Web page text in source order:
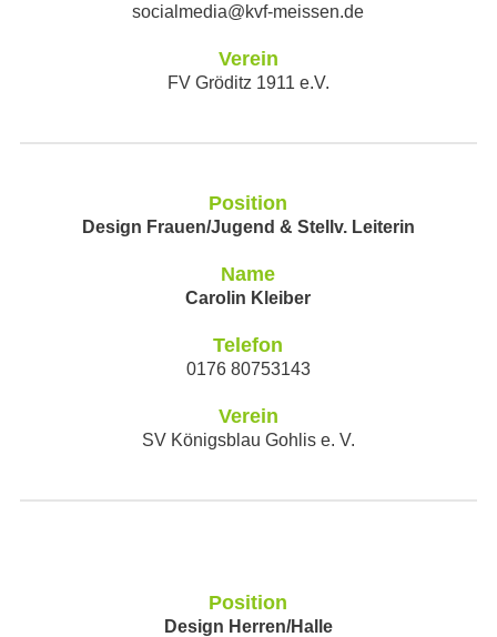
socialmedia@kvf-meissen.de
Verein
FV Gröditz 1911 e.V.
Position
Design Frauen/Jugend & Stellv. Leiterin
Name
Carolin Kleiber
Telefon
0176 80753143
Verein
SV Königsblau Gohlis e. V.
Position
Design Herren/Halle